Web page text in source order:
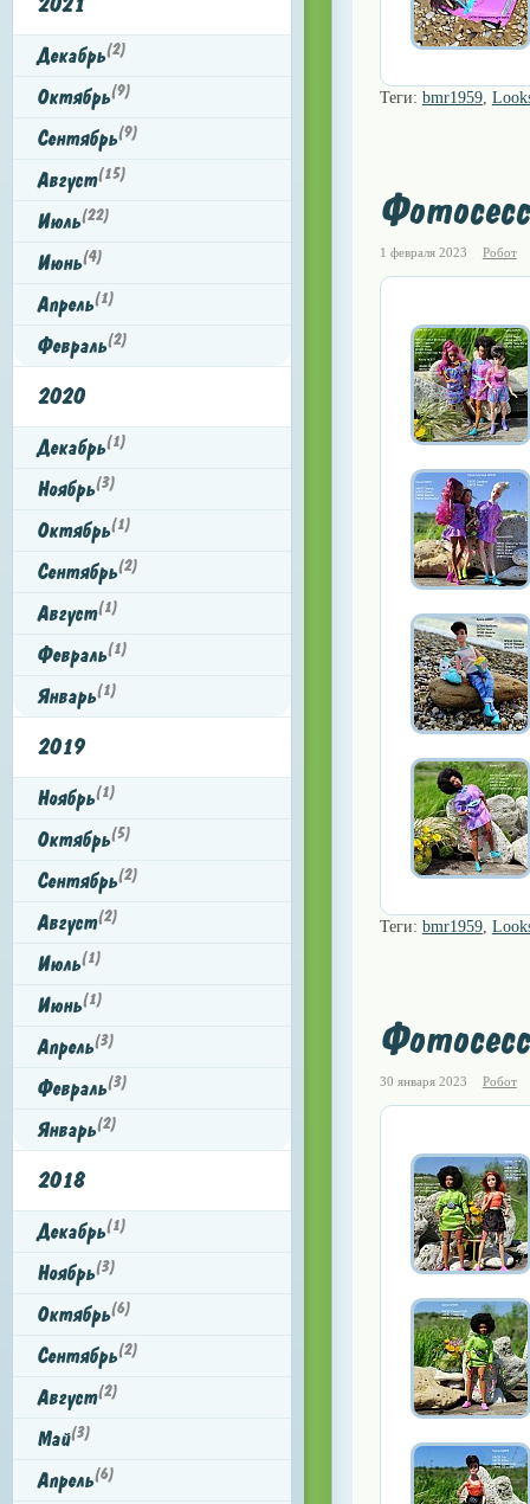
Декабрь(2)
Октябрь(9)
Сентябрь(9)
Август(15)
Июль(22)
Июнь(4)
Апрель(1)
Февраль(2)
2020
Декабрь(1)
Ноябрь(3)
Октябрь(1)
Сентябрь(2)
Август(1)
Февраль(1)
Январь(1)
2019
Ноябрь(1)
Октябрь(5)
Сентябрь(2)
Август(2)
Июль(1)
Июнь(1)
Апрель(3)
Февраль(3)
Январь(2)
2018
Декабрь(1)
Ноябрь(3)
Октябрь(6)
Сентябрь(2)
Август(2)
Май(3)
Апрель(6)
Теги: bmr1959,
1 февраля 2023 Робот
Теги: bmr1959,
30 января 2023 Робот